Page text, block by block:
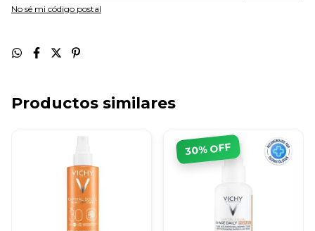
No sé mi código postal
Productos similares
30% OFF